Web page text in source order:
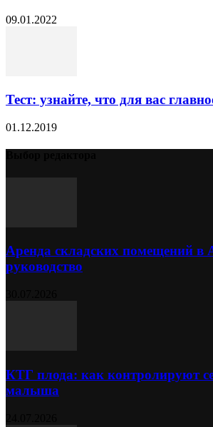
09.01.2022
Тест: узнайте, что для вас
01.12.2019
Аренда складских помещений в
руководство
КТГ плода: как контролируют
малыша